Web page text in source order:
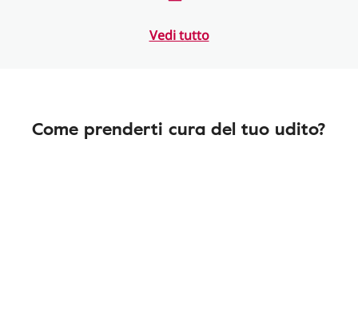
Vedi tutto
Come prenderti cura del tuo udito?